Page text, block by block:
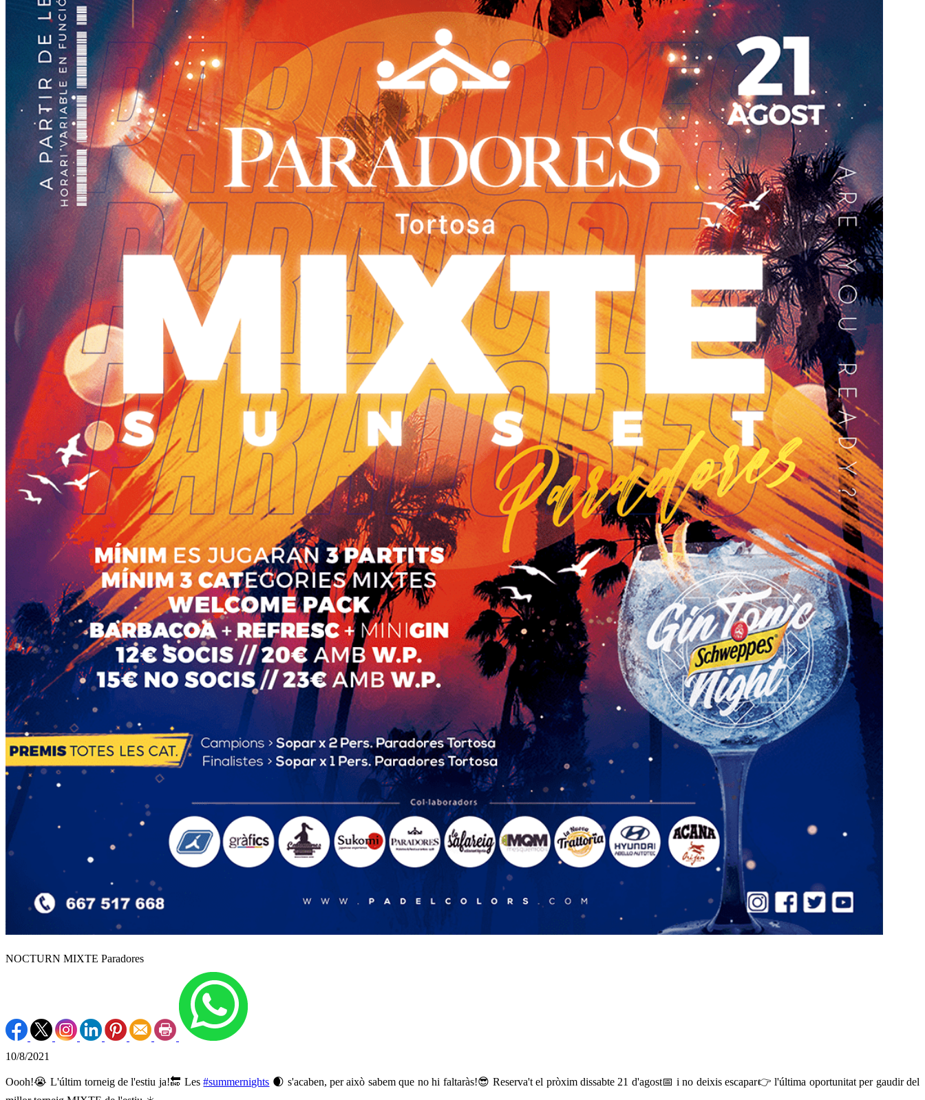
NOCTURN MIXTE Paradores
10/8/2021
Oooh!😭 L'últim torneig de l'estiu ja!🔚 Les#summernights 🌒 s'acaben, per això sabem que no hi faltaràs!😎 Reserva't el pròxim dissabte 21 d'agost📅 i no deixis escapar👉 l'última oportunitat per gaudir del